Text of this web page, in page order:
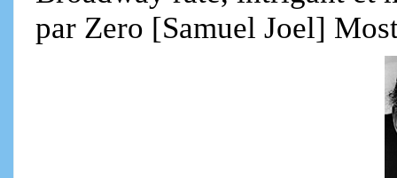
par Zero [Samuel Joel]